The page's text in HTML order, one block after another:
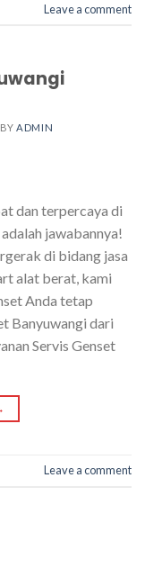
Leave a comment
BYADMIN
dan terpercaya di
jawabannya!
di bidang jasa
alat berat, kami
Anda tetap
Banyuwangi dari
Servis Genset
Leave a comment